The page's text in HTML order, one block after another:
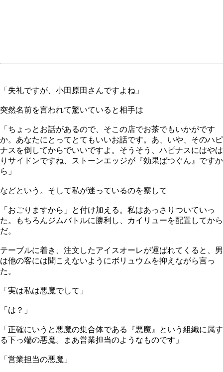
「失礼ですが、小田原田さんですよね」
突然名前を言われて驚いていると相手は
「ちょっとお話があるので、そこの店でお茶でもいかがです
か。あなたにとってとてもいいお話です。あ、いや、そのハピ
ナスを倒してからでいいですよ。そうそう、ハピナスにはやは
りサイドンですね、ストーンエッジが『効果ばつぐん』ですか
ら」
などという。そして私が迷っているのを察して
「おごりますから」と付け加える。私はあっさりついていっ
た。もちろんジムバトルに勝利し、カイリューを配置してから
だ。
テーブルに着き、注文したアイスオーレが運ばれてくると、男
は他の客には聞こえないようにボリュウムを抑えながら言っ
た。
「実は私は悪魔でして」
「は？」
「正確にいうと悪魔の集合体である『悪魔』という組織に属す
る下っ端の悪魔。まあ営業担当のようなものです」
「営業担当の悪魔」